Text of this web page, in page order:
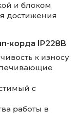
и блоком
достижения
корда IP228B
к износу
с
работы в